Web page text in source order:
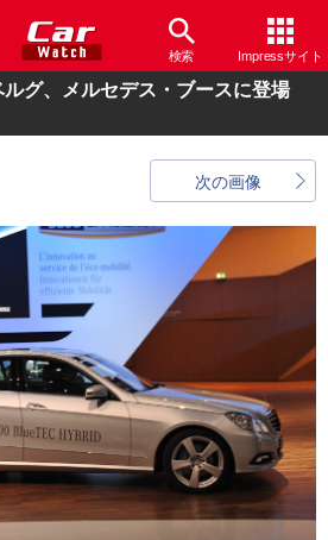
検索 Impressサイト
グ、メルセデス・ブースに登場
次の画像